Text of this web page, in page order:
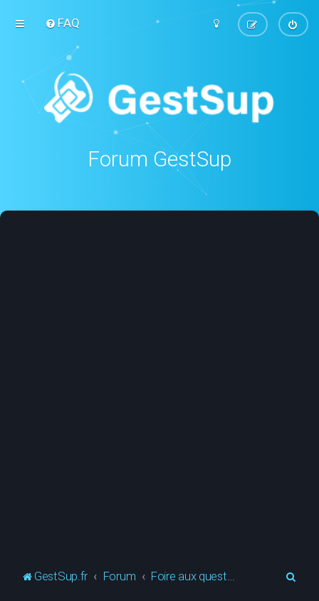
FAQ
Forum GestSup
GestSup.fr Forum Foire aux questions (Questions posées fréquemment)